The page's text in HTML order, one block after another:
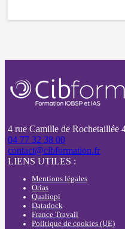
4 rue Camille de
04 77 32 38 00
contact@cibformation.fr
LIENS UTILES :
Mentions légales
Orias
Qualiopi
Datadock
France Travail
Politique de cookies (UE)